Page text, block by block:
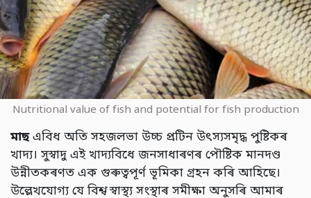
Nutritional value of fish and potential for fish production
মাছএবিধ অতি সহজলভা উচ্চ প্রটিন উৎস্যসমৃদ্ধ পুষ্টিকৰ
খাদ্য। সুস্বাদু এই খাদ্যবিধে জনসাধাৰণৰ পৌষ্টিক মানদণ্ড
উন্নীতকৰণত এক গুৰুত্বপূৰ্ণ ভূমিকা গ্ৰহন কৰি আহিছে।
উল্লেখযোগ্য যে বিশ্ব স্বাস্থ্য সংস্থাৰ সমীক্ষা অনুসৰি আমাৰ